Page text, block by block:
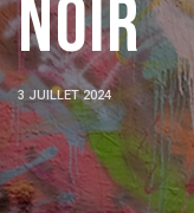
Noir
3 JUILLET 2024